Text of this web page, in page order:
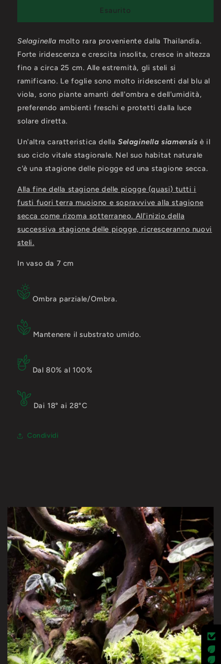
siamensis
Selaginella
siamensis
Esaurito
Selaginella molto rara proveniente dalla Thailandia.
Forte iridescenza e crescita insolita, cresce in altezza
fino a circa 25 cm. Alle estremità, gli steli si
ramificano. Le foglie sono molto iridescenti dal blu al
viola, sono piante amanti dell'ombra e dell'umidità,
preferendo ambienti freschi e protetti dalla luce
solare diretta.
Un'altra caratteristica della Selaginella siamensis è il
suo ciclo vitale stagionale. Nel suo habitat naturale
c'è una stagione delle piogge ed una stagione secca.
Alla fine della stagione delle piogge (quasi) tutti i
fusti fuori terra muoiono e sopravvive alla stagione
secca come rizoma sotterraneo. All'inizio della
successiva stagione delle piogge, ricresceranno nuovi
steli.
In vaso da 7 cm
Ombra parziale/Ombra.
Mantenere il substrato umido.
Dal 80% al 100%
Dai 18° ai 28°C
Condividi